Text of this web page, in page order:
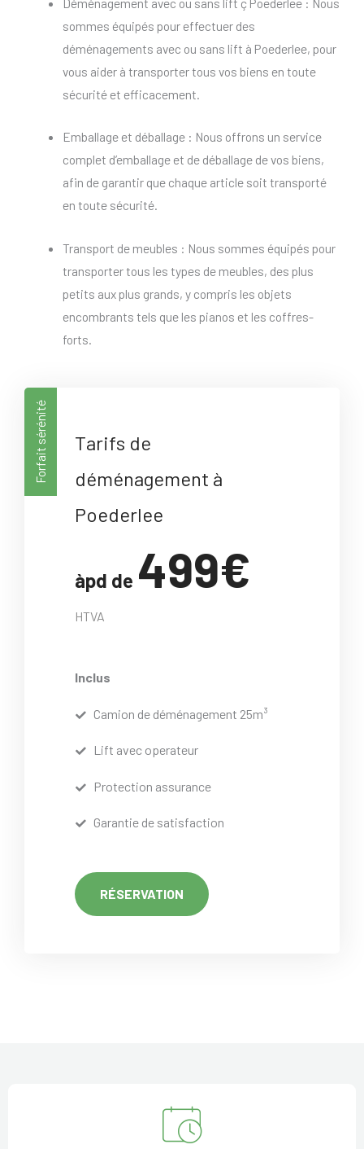
sommes équipés pour effectuer des
déménagements avec ou sans lift à Poederlee, pour
vous aider à transporter tous vos biens en toute
sécurité et efficacement.
Emballage et déballage : Nous offrons un service
complet d’emballage et de déballage de vos biens,
afin de garantir que chaque article soit transporté
en toute sécurité.
Transport de meubles : Nous sommes équipés pour
transporter tous les types de meubles, des plus
petits aux plus grands, y compris les objets
encombrants tels que les pianos et les coffres-
forts.
Forfait sérénité
Tarifs de
déménagement à
Poederlee
àpd de 499€
HTVA
Inclus
Camion de déménagement 25m³
Lift avec operateur
Protection assurance
Garantie de satisfaction
RÉSERVATION